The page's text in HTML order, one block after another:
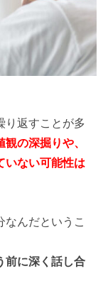
り返すことが多
の深掘りや、
いない可能性は
なんだというこ
前に深く話し合